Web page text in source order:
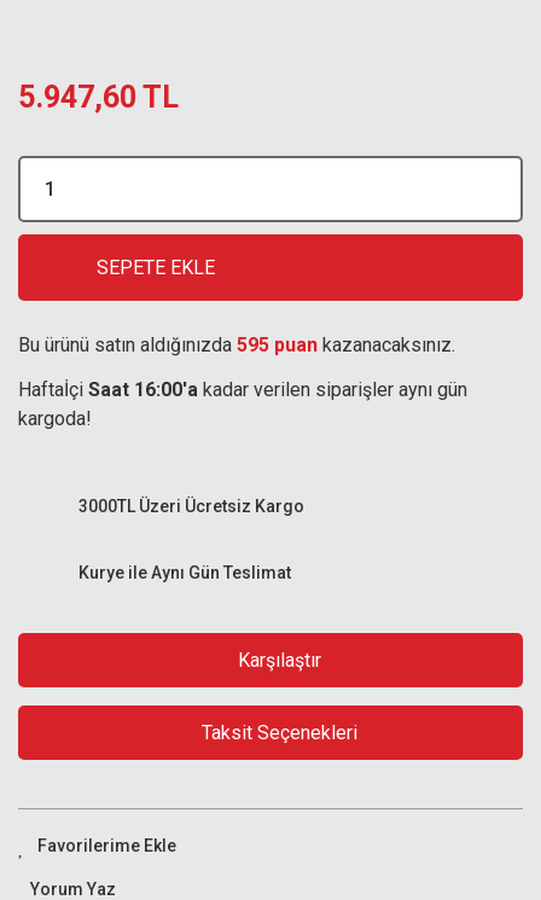
5.947,60 TL
SEPETE EKLE
Bu ürünü satın aldığınızda 595 puan kazanacaksınız.
Haftaİçi Saat 16:00'a kadar verilen siparişler aynı gün
kargoda!
Kurye ile Aynı Gün Teslimat
3000TL Üzeri Ücretsiz Kargo
Karşılaştır
Taksit Seçenekleri
Yorum Yaz